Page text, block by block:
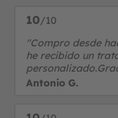
10/10
"Compro desde
he recibido un
Antonio G.